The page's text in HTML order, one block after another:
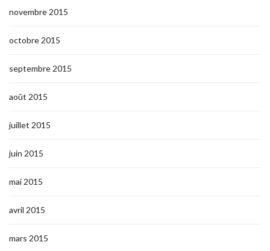
novembre 2015
octobre 2015
septembre 2015
août 2015
juillet 2015
juin 2015
mai 2015
avril 2015
mars 2015